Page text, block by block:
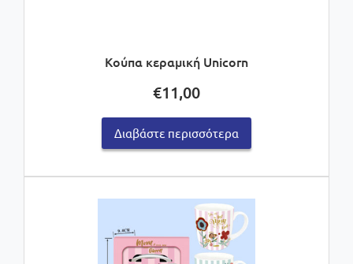
Κούπα κεραμική Unicorn
€11,00
Διαβάστε περισσότερα